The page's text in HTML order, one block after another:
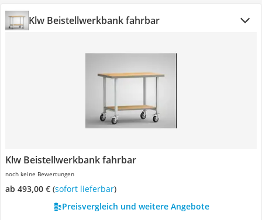
Klw Beistellwerkbank fahrbar
Klw Beistellwerkbank fahrbar
noch keine Bewertungen
ab 493,00 € ( Sofort lieferbar)
Preisvergleich und weitere Angebote